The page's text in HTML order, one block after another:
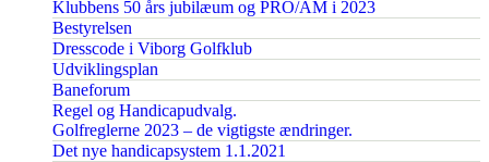
Klubbens 50 års jubilæum og PRO/AM i 2023
Bestyrelsen
Dresscode i Viborg Golfklub
Udviklingsplan
Baneforum
Regel og Handicapudvalg.
Golfreglerne 2023 – de vigtigste ændringer.
Det nye handicapsystem 1.1.2021